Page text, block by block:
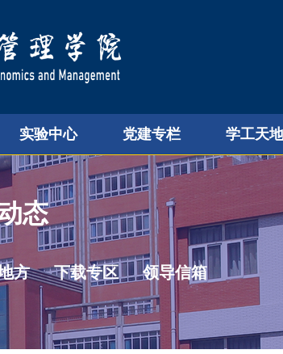
实验中心 党建专栏 学工天地
态
方 下载专区 领导信箱